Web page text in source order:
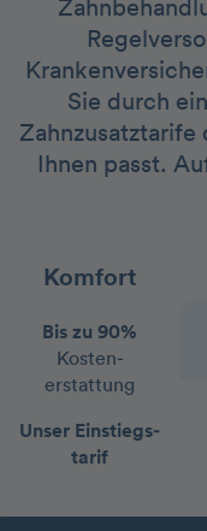
Sie durch
Zahnzusatztarife
Ihnen passt.
Komfort
Bis zu 90%
Kosten­
erstattung
Unser Einstiegs­
tarif